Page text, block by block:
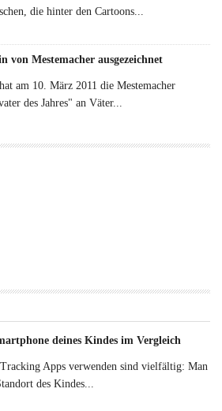
die hinter den Cartoons...
von Mestemacher ausgezeichnet
am 10. März 2011 die Mestemacher
des Jahres" an Väter...
deines Kindes im Vergleich
Apps verwenden sind vielfältig: Man
des Kindes...